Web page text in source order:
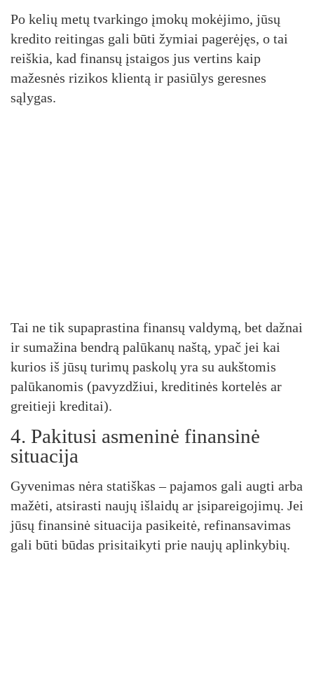
Po kelių metų tvarkingo įmokų mokėjimo, jūsų
kredito reitingas gali būti žymiai pagerėjęs, o tai
reiškia, kad finansų įstaigos jus vertins kaip
mažesnės rizikos klientą ir pasiūlys geresnes
sąlygas.
Tai ne tik supaprastina finansų valdymą, bet dažnai
ir sumažina bendrą palūkanų naštą, ypač jei kai
kurios iš jūsų turimų paskolų yra su aukštomis
palūkanomis (pavyzdžiui, kreditinės kortelės ar
greitieji kreditai).
4. Pakitusi asmeninė finansinė
situacija
Gyvenimas nėra statiškas – pajamos gali augti arba
mažėti, atsirasti naujų išlaidų ar įsipareigojimų. Jei
jūsų finansinė situacija pasikeitė, refinansavimas
gali būti būdas prisitaikyti prie naujų aplinkybių.